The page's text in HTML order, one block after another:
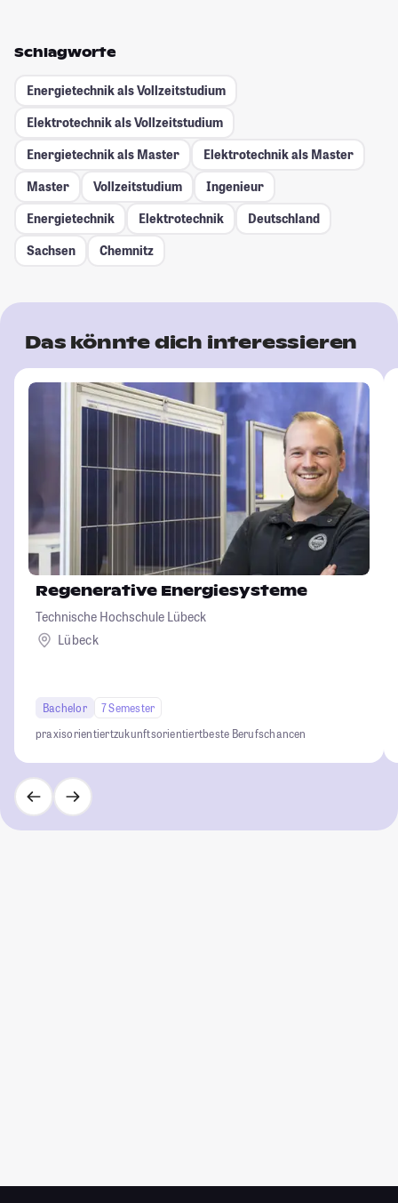
Schlagworte
Energietechnik als Vollzeitstudium
Elektrotechnik als Vollzeitstudium
Energietechnik als Master
Elektrotechnik als Master
Master
Vollzeitstudium
Ingenieur
Energietechnik
Elektrotechnik
Deutschland
Sachsen
Chemnitz
Das könnte dich interessieren
Regenerative Energiesysteme
Technische Hochschule Lübeck
Lübeck
Bachelor
7 Semester
praxisorientiertzukunftsorientiertbeste Berufschancen